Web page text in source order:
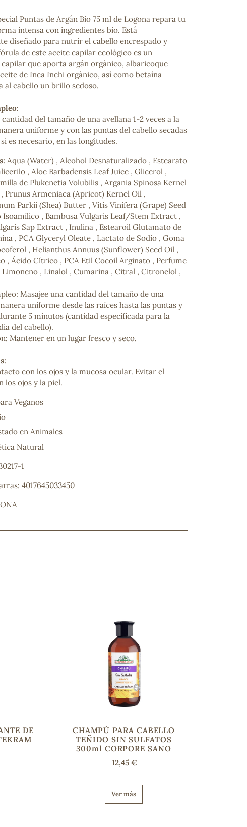
¿No encuentras tu producto?
Puntas de Argán Bio 75 ml de Logona repara tu
intensa con ingredientes bio. Está
diseñado para nutrir el cabello encrespado y
de este aceite capilar ecológico es un
que aporta argán orgánico, albaricoque
de Inca Inchi orgánico, así como betaína
al cabello un brillo sedoso.
cantidad del tamaño de una avellana 1-2 veces a la
uniforme y con las puntas del cabello secadas
es necesario, en las longitudes.
Aqua (Water) , Alcohol Desnaturalizado , Estearato
, Aloe Barbadensis Leaf Juice , Glicerol ,
de Plukenetia Volubilis , Argania Spinosa Kernel
Prunus Armeniaca (Apricot) Kernel Oil ,
Parkii (Shea) Butter , Vitis Vinifera (Grape) Seed
Isoamílico , Bambusa Vulgaris Leaf/Stem Extract ,
Sap Extract , Inulina , Estearoil Glutamato de
, PCA Glyceryl Oleate , Lactato de Sodio , Goma
, Helianthus Annuus (Sunflower) Seed Oil ,
, Ácido Cítrico , PCA Etil Cocoil Arginato , Perfume
Limoneno , Linalol , Cumarina , Citral , Citronelol ,
Masajee una cantidad del tamaño de una
uniforme desde las raíces hasta las puntas y
5 minutos (cantidad especificada para la
del cabello).
Mantener en un lugar fresco y seco.
con los ojos y la mucosa ocular. Evitar el
los ojos y la piel.
Veganos
en Animales
Natural
1
4017645033450
DE
CHAMPÚ PARA CABELLO
TEÑIDO SIN SULFATOS
300ml CORPORE SANO
12,45 €
Ver más